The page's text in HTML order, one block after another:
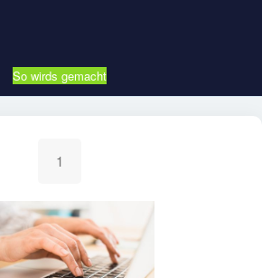
So wirds gemacht
1